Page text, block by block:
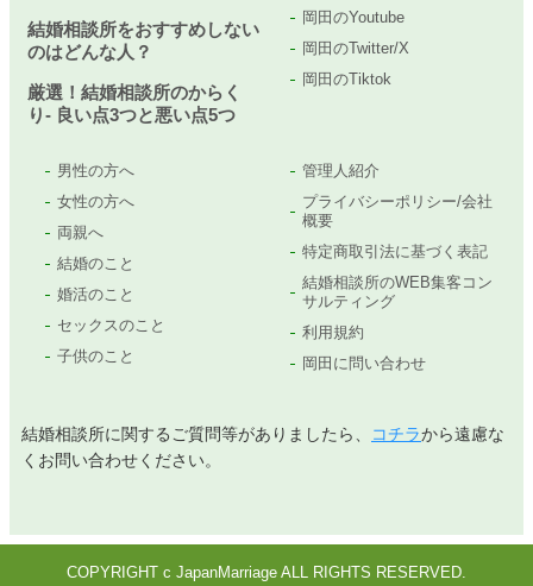
結婚相談所をおすすめしない
のはどんな人？
厳選！結婚相談所のからく
り- 良い点3つと悪い点5つ
岡田のYoutube
岡田のTwitter/X
岡田のTiktok
男性の方へ
女性の方へ
両親へ
結婚のこと
婚活のこと
セックスのこと
子供のこと
管理人紹介
プライバシーポリシー/会社
概要
特定商取引法に基づく表記
結婚相談所のWEB集客コン
サルティング
利用規約
岡田に問い合わせ
結婚相談所に関するご質問等がありましたら、 コチラから遠慮な
くお問い合わせください。
COPYRIGHT c JapanMarriage ALL RIGHTS RESERVED.